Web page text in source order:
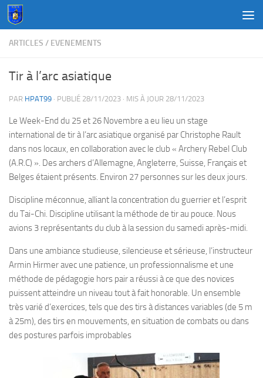
Au dessous du contenu
ARTICLES / EVENEMENTS
Tir à l’arc asiatique
PAR HPAT99 · PUBLIÉ 28/11/2023 · MIS À JOUR 28/11/2023
Le Week-End du 25 et 26 Novembre a eu lieu un stage
international de tir à l’arc asiatique organisé par Christophe Rault
dans nos locaux, en collaboration avec le club « Archery Rebel Club
(A.R.C) ». Des archers d’Allemagne, Angleterre, Suisse, Français et
Belges étaient présents. Environ 27 personnes sur les deux jours.
Discipline méconnue, alliant la concentration du guerrier et l’esprit
du Tai-Chi. Discipline utilisant la méthode de tir au pouce. Nous
avions 3 représentants du club à la session du samedi après-midi.
Dans une ambiance studieuse, silencieuse et sérieuse, l’instructeur
Armin Hirmer avec une patience, un professionnalisme et une
méthode de pédagogie hors pair a réussi à ce que des novices
puissent atteindre un niveau tout à fait honorable. Un ensemble
très varié d’exercices, tels que des tirs à distances variables (de 5 m
à 25m), des tirs en mouvements, en situation de combats ou dans
des postures parfois improbables